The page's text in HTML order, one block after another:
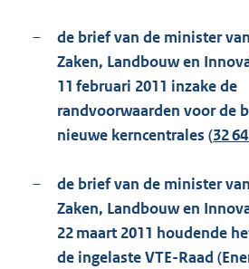
–
de brief van de minister
Zaken, Landbouw en
11 februari 2011 inzake de
randvoorwaarden voor de
nieuwe kerncentrales (32
–
de brief van de minister
Zaken, Landbouw en
22 maart 2011 houdende
de ingelaste VTE-Raad